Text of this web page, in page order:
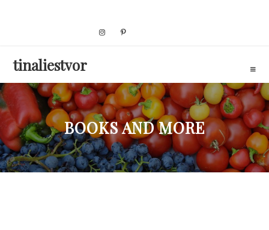
tinaliestvor
BOOKS AND MORE